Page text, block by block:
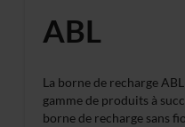
ABL
La borne de recharge
gamme de produits à
borne de recharge sans